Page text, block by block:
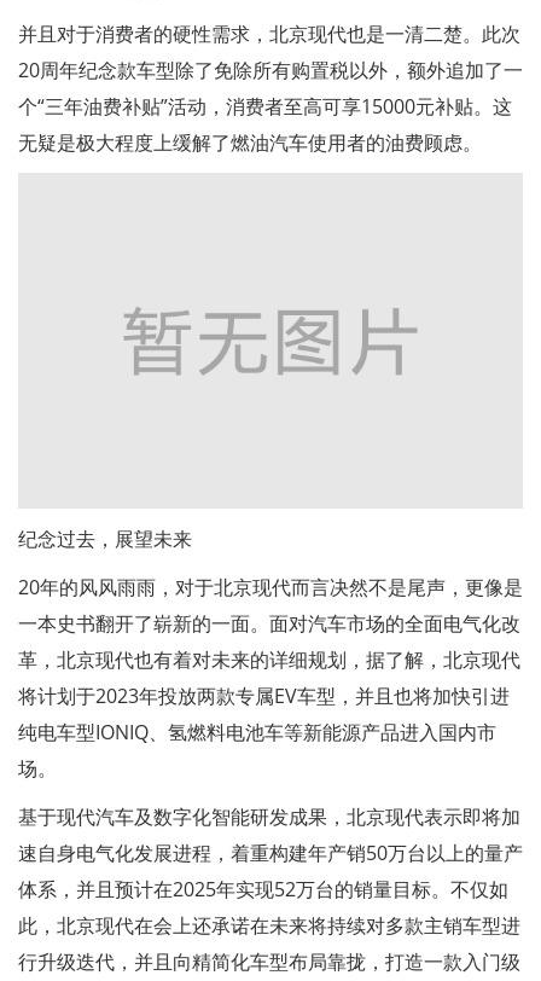
并且对于消费者的硬性需求，北京现代也是一清二楚。此次
20周年纪念款车型除了免除所有购置税以外，额外追加了一
个“三年油费补贴”活动，消费者至高可享15000元补贴。这
无疑是极大程度上缓解了燃油汽车使用者的油费顾虑。
纪念过去，展望未来
20年的风风雨雨，对于北京现代而言决然不是尾声，更像是
一本史书翻开了崭新的一面。面对汽车市场的全面电气化改
革，北京现代也有着对未来的详细规划，据了解，北京现代
将计划于2023年投放两款专属EV车型，并且也将加快引进
纯电车型IONIQ、氢燃料电池车等新能源产品进入国内市
场。
基于现代汽车及数字化智能研发成果，北京现代表示即将加
速自身电气化发展进程，着重构建年产销50万台以上的量产
体系，并且预计在2025年实现52万台的销量目标。不仅如
此，北京现代在会上还承诺在未来将持续对多款主销车型进
行升级迭代，并且向精简化车型布局靠拢，打造一款入门级